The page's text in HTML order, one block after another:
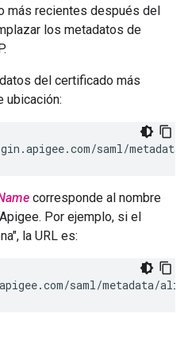
más recientes después del
los metadatos de
del certificado más
ubicación:
saml/
corresponde al nombre
Por ejemplo, si el
la URL es:
saml/metadata/